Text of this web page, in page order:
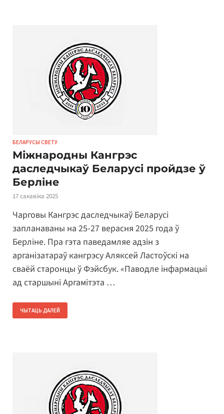
БЕЛАРУСЫ СВЕТУ
Міжнародны Кангрэс
даследчыкаў Беларусі пройдзе ў
Берліне
17 сакавіка 2025
Чарговы Кангрэс даследчыкаў Беларусі
запланаваны на 25-27 верасня 2025 года ў
Берліне. Пра гэта паведамляе адзін з
арганізатараў кангрэсу Аляксей Ластоўскі на
сваёй старонцы ў Фэйсбук. «Паводле інфармацыі
ад старшыні Аргамітэта …
ЧЫТАЦЬ ДАЛЕЙ